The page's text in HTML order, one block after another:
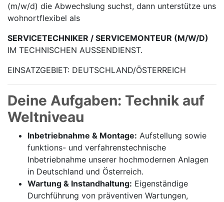
(m/w/d) die Abwechslung suchst, dann unterstütze uns
wohnortflexibel als
SERVICETECHNIKER / SERVICEMONTEUR (M/W/D)
IM TECHNISCHEN AUSSENDIENST.
EINSATZGEBIET: DEUTSCHLAND/ÖSTERREICH
Deine Aufgaben: Technik auf
Weltniveau
Inbetriebnahme & Montage: Aufstellung sowie
funktions- und verfahrenstechnische
Inbetriebnahme unserer hochmodernen Anlagen
in Deutschland und Österreich.
Wartung & Instandhaltung: Eigenständige
Durchführung von präventiven Wartungen,